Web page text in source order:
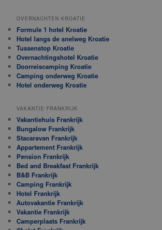
OVERNACHTEN KROATIE
Formule 1 hotel Kroatie
Hotel langs de snelweg Kroatie
Tussenstop Kroatie
Overnachtingshotel Kroatie
Doorreiscamping Kroatie
Camping onderweg Kroatie
Hotel onderweg Kroatie
VAKANTIE FRANKRIJK
Vakantiehuis Frankrijk
Bungalow Frankrijk
Stacaravan Frankrijk
Appartement Frankrijk
Pension Frankrijk
Bed and Breakfast Frankrijk
B&B Frankrijk
Camping Frankrijk
Hotel Frankrijk
Autovakantie Frankrijk
Vakantie Frankrijk
Camperplaats Frankrijk